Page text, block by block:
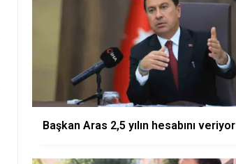
Başkan Aras 2,5 yılın hesabını veriyor